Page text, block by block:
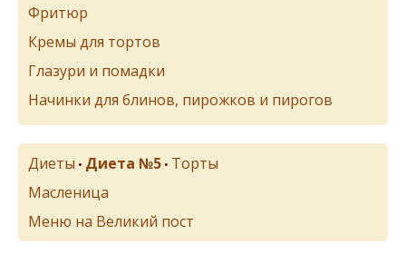
Фритюр
Кремы для тортов
Глазури и помадки
Начинки для блинов, пирожков и пирогов
Диеты • Диета №5 • Торты
Масленица
Меню на Великий пост